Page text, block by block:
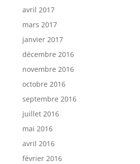
avril 2017
mars 2017
janvier 2017
décembre 2016
novembre 2016
octobre 2016
septembre 2016
juillet 2016
mai 2016
avril 2016
février 2016